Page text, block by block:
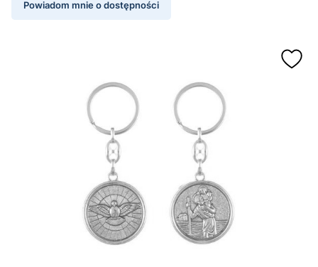
Powiadom mnie o dostępności